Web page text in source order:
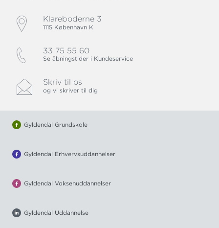
Klareboderne 3
1115 København K
33 75 55 60
Se åbningstider i Kundeservice
Skriv til os
og vi skriver til dig
Gyldendal Grundskole
Gyldendal Erhvervsuddannelser
Gyldendal Voksenuddannelser
Gyldendal Uddannelse